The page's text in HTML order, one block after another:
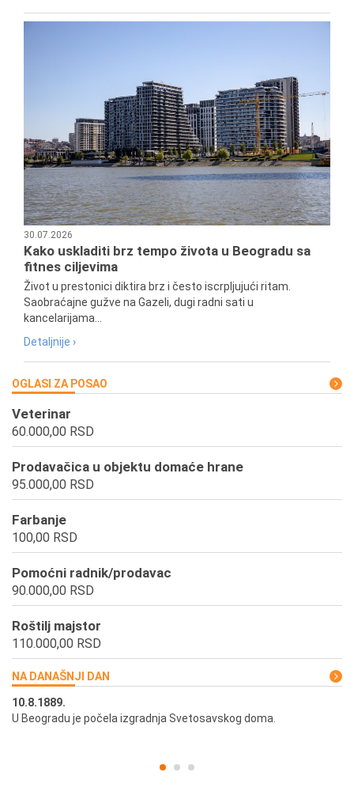
30.07.2026
Kako uskladiti brz tempo života u Beogradu sa
fitnes ciljevima
Život u prestonici diktira brz i često iscrpljujući ritam.
Saobraćajne gužve na Gazeli, dugi radni sati u
kancelarijama...
Detaljnije ›
OGLASI ZA POSAO
Veterinar
60.000,00 RSD
Prodavačica u objektu domaće hrane
95.000,00 RSD
Farbanje
100,00 RSD
Pomoćni radnik/prodavac
90.000,00 RSD
Roštilj majstor
110.000,00 RSD
NA DANAŠNJI DAN
10.8.1889.
U Beogradu je počela izgradnja Svetosavskog doma.